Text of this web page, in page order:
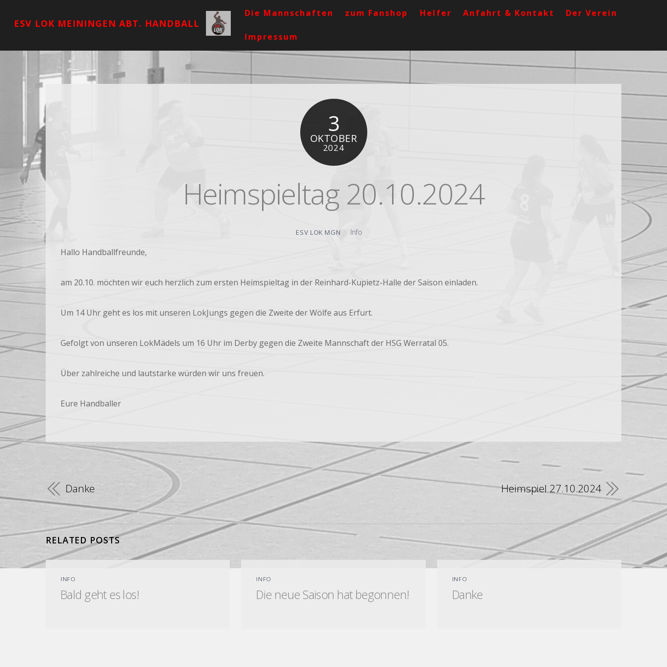
ESV LOK MEININGEN ABT. HANDBALL
Die Mannschaften zum Fanshop Helfer Anfahrt & Kontakt Der Verein
Impressum
3
OKTOBER
2024
Heimspieltag 20.10.2024
ESV LOK MGN Info
Hallo Handballfreunde,
am 20.10. möchten wir euch herzlich zum ersten Heimspieltag in der Reinhard-Kupietz-Halle der Saison einladen.
Um 14 Uhr geht es los mit unseren LokJungs gegen die Zweite der Wölfe aus Erfurt.
Gefolgt von unseren LokMädels um 16 Uhr im Derby gegen die Zweite Mannschaft der HSG Werratal 05.
Über zahlreiche und lautstarke würden wir uns freuen.
Eure Handballer
Danke Heimspiel 27.10.2024
RELATED POSTS
INFO
Bald geht es los!
INFO
Die neue Saison hat begonnen!
INFO
Danke